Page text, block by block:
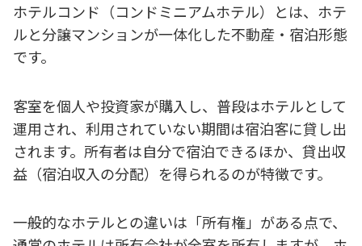
ホテルコンド（コンドミニアムホテル）とは、ホテ
ルと分譲マンションが一体化した不動産・宿泊形態
です。
客室を個人や投資家が購入し、普段はホテルとして
運用され、利用されていない期間は宿泊客に貸し出
されます。所有者は自分で宿泊できるほか、貸出収
益（宿泊収入の分配）を得られるのが特徴です。
一般的なホテルとの違いは「所有権」がある点で、